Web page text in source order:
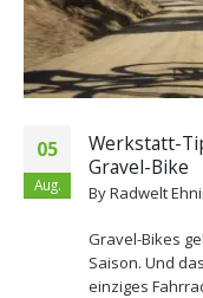
05
Aug.
Werkstatt-
Gravel-Bike
ByRadwelt
Gravel-Bikes
Saison. Und
einziges